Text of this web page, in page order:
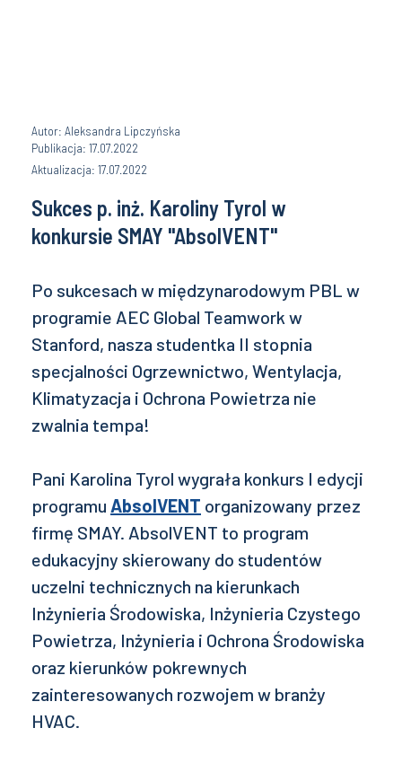
Autor: Aleksandra Lipczyńska
Publikacja: 17.07.2022
Aktualizacja: 17.07.2022
Sukces p. inż. Karoliny Tyrol w
konkursie SMAY "AbsolVENT"
Po sukcesach w międzynarodowym PBL w
programie AEC Global Teamwork w
Stanford, nasza studentka II stopnia
specjalności Ogrzewnictwo, Wentylacja,
Klimatyzacja i Ochrona Powietrza nie
zwalnia tempa!
Pani Karolina Tyrol wygrała konkurs I edycji
programu AbsolVENT organizowany przez
firmę SMAY. AbsolVENT to program
edukacyjny skierowany do studentów
uczelni technicznych na kierunkach
Inżynieria Środowiska, Inżynieria Czystego
Powietrza, Inżynieria i Ochrona Środowiska
oraz kierunków pokrewnych
zainteresowanych rozwojem w branży
HVAC.